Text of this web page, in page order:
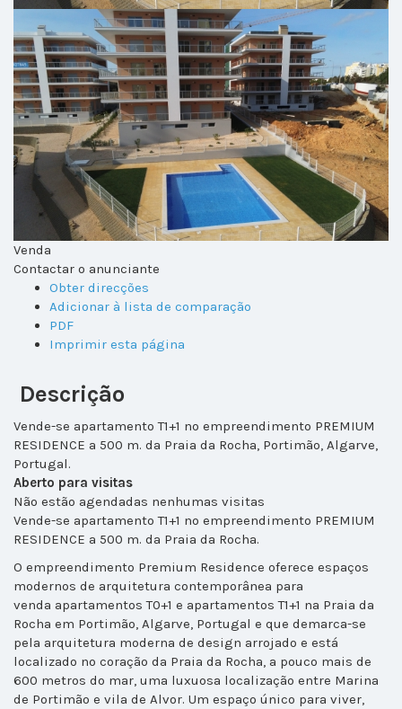
Venda
Contactar o anunciante
Obter direcções
Adicionar à lista de comparação
PDF
Imprimir esta página
Descrição
Vende-se apartamento T1+1 no empreendimento PREMIUM
RESIDENCE a 500 m. da Praia da Rocha, Portimão, Algarve,
Portugal.
Aberto para visitas
Não estão agendadas nenhumas visitas
Vende-se apartamento T1+1 no empreendimento PREMIUM
RESIDENCE a 500 m. da Praia da Rocha.
O empreendimento Premium Residence oferece espaços
modernos de arquitetura contemporânea para
venda apartamentos T0+1 e apartamentos T1+1 na Praia da
Rocha em Portimão, Algarve, Portugal e que demarca-se
pela arquitetura moderna de design arrojado e está
localizado no coração da Praia da Rocha, a pouco mais de
600 metros do mar, uma luxuosa localização entre Marina
de Portimão e vila de Alvor. Um espaço único para viver,